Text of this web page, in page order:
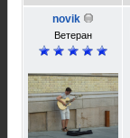
novik
Ветеран